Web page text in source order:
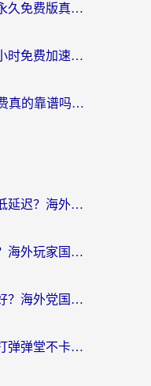
海外党必看：加速器下载永久免费版真的存在吗？教你无缝访问国内资源的正确姿势
海外党自救指南：用一个小时免费加速器，轻松打破国内资源访问壁垒？
海外党必看：中国VPN免费真的靠谱吗？手把手教你选对回国加速器
国外玩流星蝴蝶剑怎么降低延迟？海外党必看的加速秘籍（含欧洲鸣潮&彩虹岛优化攻略）
在国外也能玩穿越火线吗？海外玩家国服游戏畅玩终极指南
美国率土之滨加速器哪个好？海外党国服游戏畅玩终极指南（附多游戏解决方案）
海外党必看：怎么在国外打弹弹堂不卡？番茄加速器亲测指南